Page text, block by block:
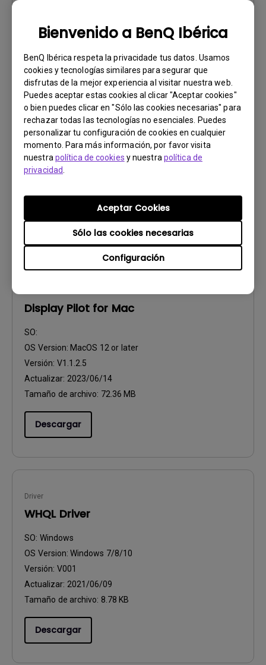
Bienvenido a BenQ Ibérica
BenQ Ibérica respeta la privacidade tus datos. Usamos
cookies y tecnologías similares para segurar que
disfrutas de la mejor experiencia al visitar nuestra web.
Puedes aceptar estas cookies al clicar "Aceptar cookies"
o bien puedes clicar en "Sólo las cookies necesarias" para
rechazar todas las tecnologías no esenciales. Puedes
personalizar tu configuración de cookies en cualquier
momento. Para más información, por favor visita
nuestra política de cookies y nuestra política de
privacidad
Configuración
Sólo las cookies necesarias
Aceptar Cookies
Software
Display Pilot 2 Release Note
OS Version:Windows 10/11
Versión:V1.12.4.0
Actualizar:
Descargar
Display Pilot for Mac
SO:
OS Version: MacOS 12 or later
Versión: V1.1.2.5
Actualizar: 2023/06/14
Tamaño de archivo: 72.36 MB
Descargar
Driver
WHQL Driver
SO: Windows
OS Version: Windows 7/8/10
Versión: V001
Actualizar: 2021/06/09
Tamaño de archivo: 8.78 KB
Descargar